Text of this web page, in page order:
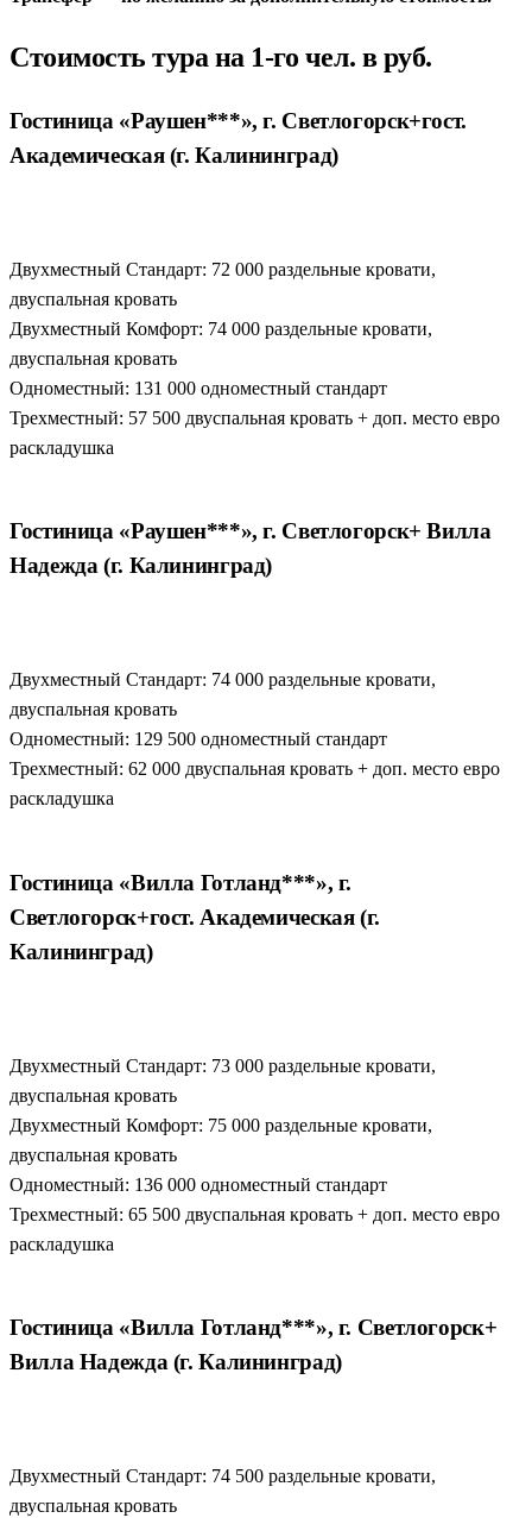
Стоимость тура на 1-го чел. в руб.
Гостиница «Раушен***», г. Светлогорск+гост.
Академическая (г. Калининград)
Двухместный Стандарт: 72 000 раздельные кровати,
двуспальная кровать
Двухместный Комфорт: 74 000 раздельные кровати,
двуспальная кровать
Одноместный: 131 000 одноместный стандарт
Трехместный: 57 500 двуспальная кровать + доп. место евро
раскладушка
Гостиница «Раушен***», г. Светлогорск+ Вилла
Надежда (г. Калининград)
Двухместный Стандарт: 74 000 раздельные кровати,
двуспальная кровать
Одноместный: 129 500 одноместный стандарт
Трехместный: 62 000 двуспальная кровать + доп. место евро
раскладушка
Гостиница «Вилла Готланд***», г.
Светлогорск+гост. Академическая (г.
Калининград)
Двухместный Стандарт: 73 000 раздельные кровати,
двуспальная кровать
Двухместный Комфорт: 75 000 раздельные кровати,
двуспальная кровать
Одноместный: 136 000 одноместный стандарт
Трехместный: 65 500 двуспальная кровать + доп. место евро
раскладушка
Гостиница «Вилла Готланд***», г. Светлогорск+
Вилла Надежда (г. Калининград)
Двухместный Стандарт: 74 500 раздельные кровати,
двуспальная кровать